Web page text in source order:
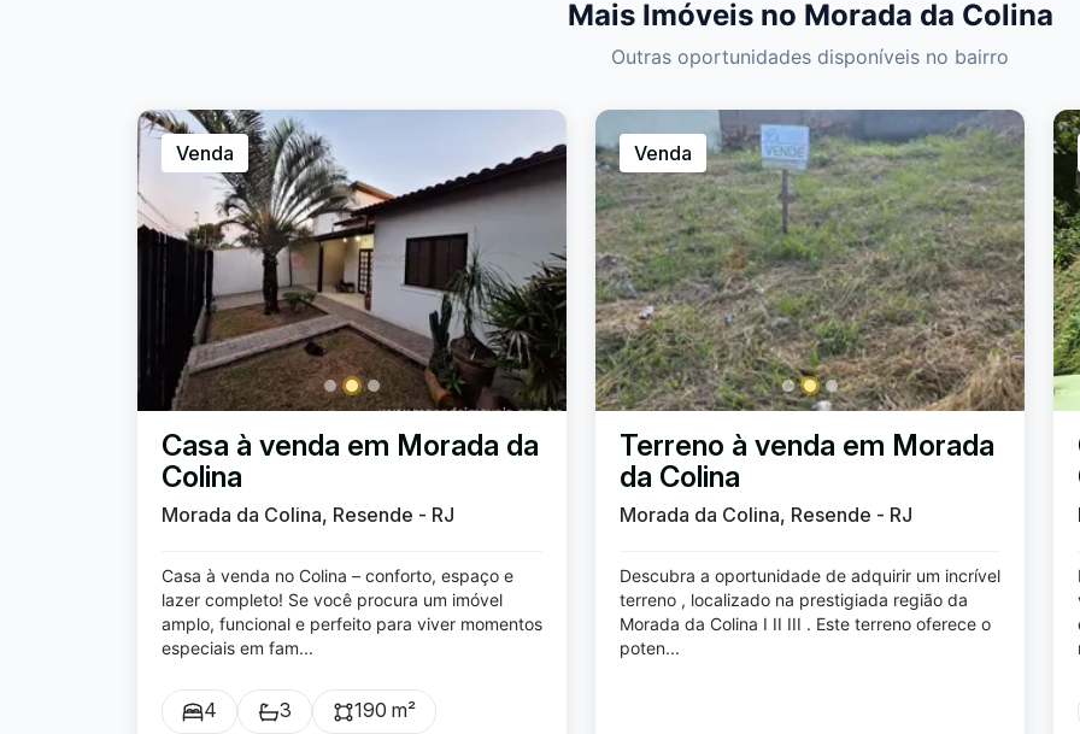
Mais Imóveis no Morada da Colina
Outras oportunidades disponíveis no bairro
Venda
Casa à venda em Morada da
Colina
Morada da Colina, Resende - RJ
Casa à venda no Colina – conforto, espaço e
lazer completo! Se você procura um imóvel
amplo, funcional e perfeito para viver momentos
especiais em fam...
4 3 190 m²
Venda
Terreno à venda em Morada
da Colina
Morada da Colina, Resende - RJ
Descubra a oportunidade de adquirir um incrível
terreno , localizado na prestigiada região da
Morada da Colina I II III . Este terreno oferece o
poten...